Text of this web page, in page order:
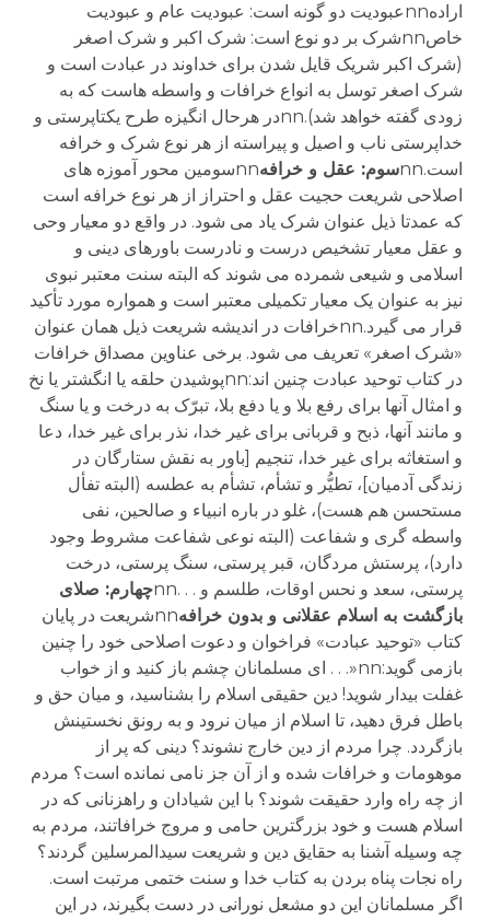
ارادهnnعبودیت دو گونه است: عبودیت عام و عبودیت
خاصnnشرک بر دو نوع است: شرک اکبر و شرک اصغر
(شرک اکبر شریک قایل شدن برای خداوند در عبادت است و
شرک اصغر توسل به انواع خرافات و واسطه هاست که به
زودی گفته خواهد شد).nnدر هرحال انگیزه طرح یکتاپرستی و
خداپرستی ناب و اصیل و پیراسته از هر نوع شرک و خرافه
است.nn
سوم: عقل و خرافه
nnسومین محور آموزه های
اصلاحی شریعت حجیت عقل و احتراز از هر نوع خرافه است
که عمدتا ذیل عنوان شرک یاد می شود. در واقع دو معیار وحی
و عقل معیار تشخیص درست و نادرست باورهای دینی و
اسلامی و شیعی شمرده می شوند که البته سنت معتبر نبوی
نیز به عنوان یک معیار تکمیلی معتبر است و همواره مورد تأکید
قرار می گیرد.nnخرافات در اندیشه شریعت ذیل همان عنوان
«شرک اصغر» تعریف می شود. برخی عناوین مصداق خرافات
در کتاب توحید عبادت چنین اند:nnپوشیدن حلقه یا انگشتر یا نخ
و امثال آنها برای رفع بلا و یا دفع بلا، تبرّک به درخت و یا سنگ
و مانند آنها، ذبح و قربانی برای غیر خدا، نذر برای غیر خدا، دعا
و استغاثه برای غیر خدا، تنجیم [باور به نقش ستارگان در
زندگی آدمیان]، تطیُّر و تشأم، تشأم به عطسه (البته تفأل
مستحسن هم هست)، غلو در باره انبیاء و صالحین، نفی
واسطه گری و شفاعت (البته نوعی شفاعت مشروط وجود
دارد)، پرستش مردگان، قبر پرستی، سنگ پرستی، درخت
پرستی، سعد و نحس اوقات، طلسم و . . .nn
چهارم: صلای
بازگشت به اسلام عقلانی و بدون خرافه
nnشریعت در پایان
کتاب «توحید عبادت» فراخوان و دعوت اصلاحی خود را چنین
بازمی گوید:nn«. . . ای مسلمانان چشم باز کنید و از خواب
غفلت بیدار شوید! دین حقیقی اسلام را بشناسید، و میان حق و
باطل فرق دهید، تا اسلام از میان نرود و به رونق نخستینش
بازگردد. چرا مردم از دین خارج نشوند؟ دینی که پر از
موهومات و خرافات شده و از آن جز نامی نمانده است؟ مردم
از چه راه وارد حقیقت شوند؟ با این شیادان و راهزنانی که در
اسلام هست و خود بزرگترین حامی و مروج خرافاتند، مردم به
چه وسیله آشنا به حقایق دین و شریعت سیدالمرسلین گردند؟
راه نجات پناه بردن به کتاب خدا و سنت ختمی مرتبت است.
اگر مسلمانان این دو مشعل نورانی در دست بگیرند، در این